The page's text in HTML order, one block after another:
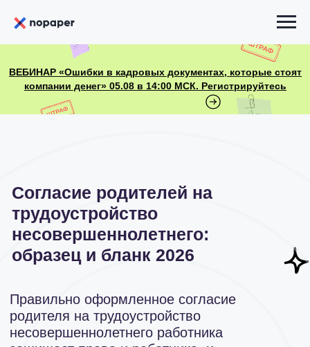
ВЕБИНАР «Ошибки в кадровых документах, которые стоят
Скачать
Правильно оформленное согласие
родителя на трудоустройство
несовершеннолетнего работника
защищает права и работника, и
работодателя. Воспользуйтесь нашим